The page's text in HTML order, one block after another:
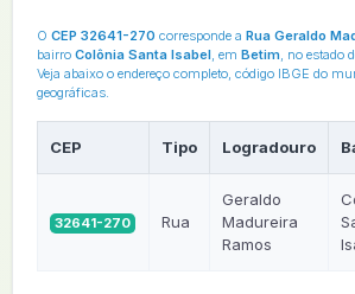
O CEP 32641-270 corresponde a Rua Geraldo
bairro Colônia Santa Isabel, em Betim, no estado
Veja abaixo o endereço completo, código IBGE do
geográficas.
CEP Tipo Logradouro
32641-270 Rua
Geraldo
Madureira
Ramos